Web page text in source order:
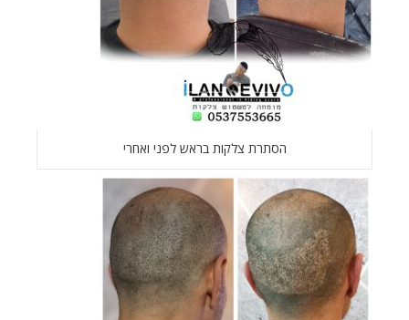
הסתרת צלקות בראש לפני ואחרי